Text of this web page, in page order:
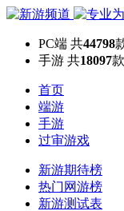
PC端 共44798
手游 共18097款
首页
端游
手游
过审游戏
新游期待榜
热门网游榜
新游测试表